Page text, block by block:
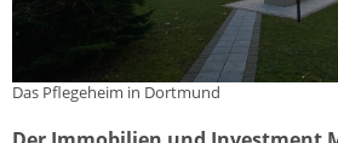
Das Pflegeheim in Dortmund